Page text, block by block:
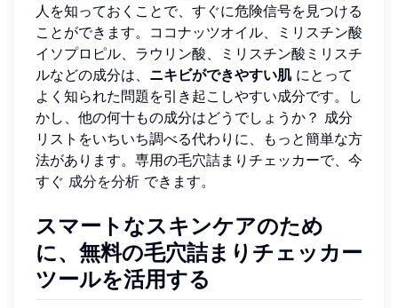
人を知っておくことで、すぐに危険信号を見つける
ことができます。ココナッツオイル、ミリスチン酸
イソプロピル、ラウリン酸、ミリスチン酸ミリスチ
ルなどの成分は、 ニキビができやすい肌にとって
よく知られた問題を引き起こしやすい成分です。し
かし、他の何十もの成分はどうでしょうか？ 成分
リストをいちいち調べる代わりに、もっと簡単な方
法があります。専用の毛穴詰まりチェッカーで、今
すぐ 成分を分析 できます。
スマートなスキンケアのため
に、無料の毛穴詰まりチェッカー
ツールを活用する